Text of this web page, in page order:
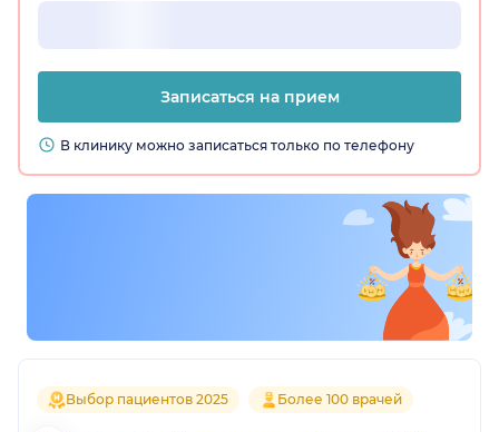
Записаться на прием
В клинику можно записаться только по телефону
Выбор пациентов 2025 Более 100 врачей